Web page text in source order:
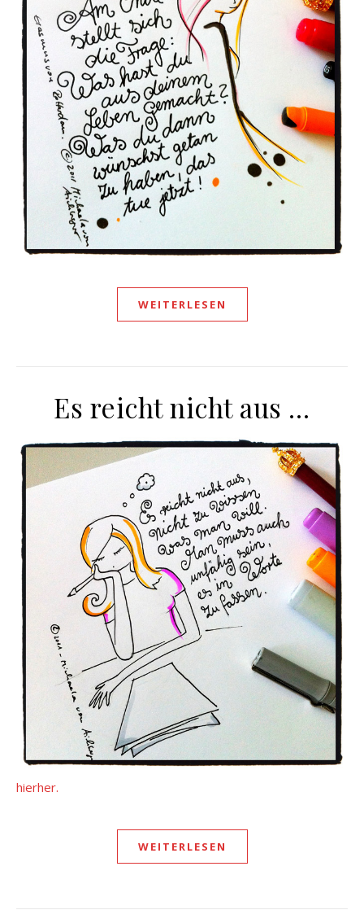
WEITERLESEN
Es reicht nicht aus …
hierher.
WEITERLESEN